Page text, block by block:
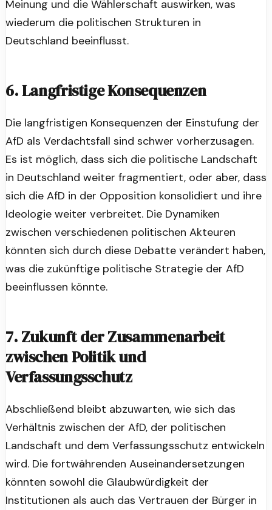
Meinung und die Wählerschaft auswirken, was
wiederum die politischen Strukturen in
Deutschland beeinflusst.
6. Langfristige Konsequenzen
Die langfristigen Konsequenzen der Einstufung der
AfD als Verdachtsfall sind schwer vorherzusagen.
Es ist möglich, dass sich die politische Landschaft
in Deutschland weiter fragmentiert, oder aber, dass
sich die AfD in der Opposition konsolidiert und ihre
Ideologie weiter verbreitet. Die Dynamiken
zwischen verschiedenen politischen Akteuren
könnten sich durch diese Debatte verändert haben,
was die zukünftige politische Strategie der AfD
beeinflussen könnte.
7. Zukunft der Zusammenarbeit
zwischen Politik und
Verfassungsschutz
Abschließend bleibt abzuwarten, wie sich das
Verhältnis zwischen der AfD, der politischen
Landschaft und dem Verfassungsschutz entwickeln
wird. Die fortwährenden Auseinandersetzungen
könnten sowohl die Glaubwürdigkeit der
Institutionen als auch das Vertrauen der Bürger in